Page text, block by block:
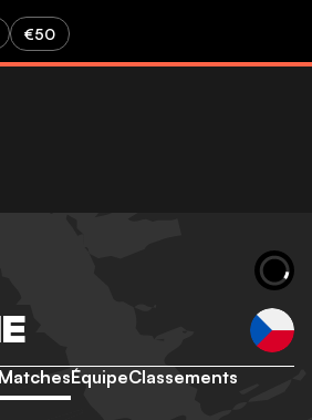
€50
MatchesÉquipeClassements